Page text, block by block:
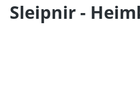
Sleipnir -